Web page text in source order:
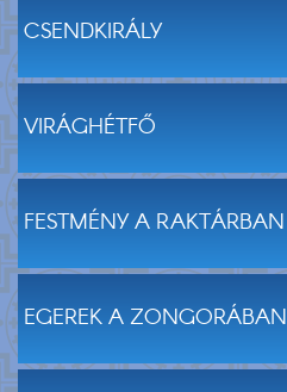
CSENDKIRÁLY
VIRÁGHÉTFŐ
FESTMÉNY A RAKTÁRBAN
EGEREK A ZONGORÁBAN